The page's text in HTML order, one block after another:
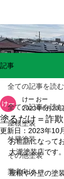
記事
全ての記事を読む
屋根塗装
外壁塗装
その他塗装
業者向け
全ての記事を読む
塗るだけ＝詐欺
けー おー
2023年6月20日
更新日： 2023年10
お世話になって
大瀧塗装店です。
屋根や外壁の塗